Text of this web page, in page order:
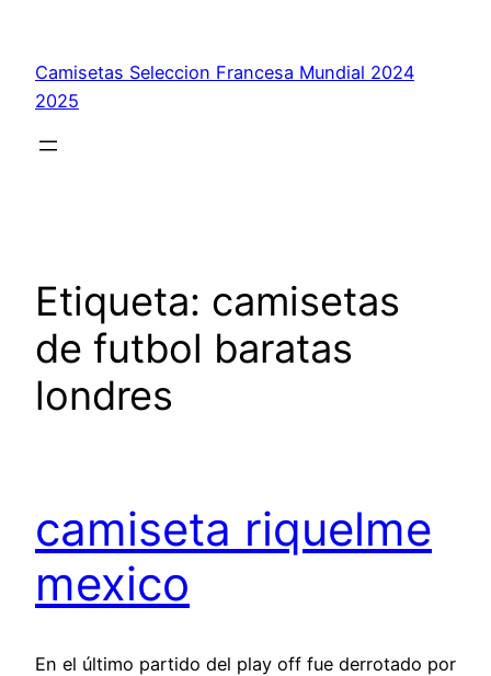
contenido
Camisetas Seleccion Francesa Mundial 2024
2025
Etiqueta: camisetas
de futbol baratas
londres
camiseta riquelme
mexico
En el último partido del play off fue derrotado por